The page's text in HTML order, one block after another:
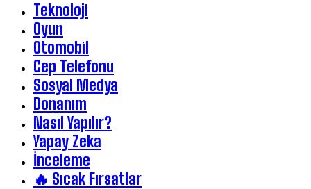
Teknoloji
Oyun
Otomobil
Cep Telefonu
Sosyal Medya
Donanım
Nasıl Yapılır?
Yapay Zeka
İnceleme
🔥 Sıcak Fırsatlar